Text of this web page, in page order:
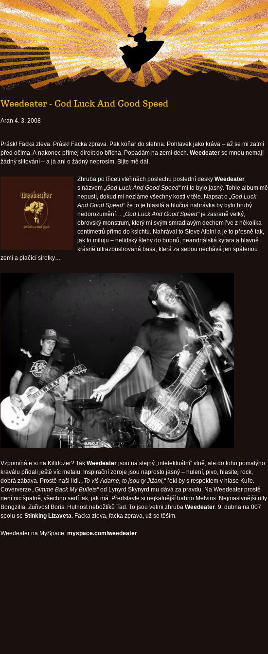
Weedeater - God Luck And Good Speed
Aran 4. 3. 2008
Prásk! Facka zleva. Prásk! Facka zprava. Pak koňar do stehna. Pohlavek jako kráva – až se mi zatmí
před očima. A nakonec přímej direkt do břicha. Popadám na zemi dech. Weedeater se mnou nemají
žádný slitování – a já ani o žádný neprosím. Bijte mě dál.
Zhruba po třiceti vteřinách poslechu poslední desky Weedeater
s názvem „God Luck And Good Speed“mi to bylo jasný. Tohle album mě
nepustí, dokud mi nezláme všechny kosti v těle. Napsat o „God Luck
And Good Speed“že to je hlasitá a hlučná nahrávka by bylo hrubý
nedorozumění… „God Luck And Good Speed“je zasraně velký,
obrovský monstrum, který mi svým smradlavým dechem řve z několika
centimetrů přímo do ksichtu. Nahrával to Steve Albini a je to přesně tak,
jak to miluju – nelidský šlehy do bubnů, neandrtálská kytara a hlavně
krásně ultrazbustrovaná basa, která za sebou nechává jen spálenou
zemi a plačící sirotky…
Vzpomínáte si na Killdozer? Tak Weedeater jsou na stejný „intelektuální“ vlně, ale do toho pomalýho
kraválu přidali ještě víc metalu. Inspirační zdroje jsou naprosto jasný – hulení, pivo, hlasitej rock,
dobrá zábava. Prostě naši lidi. „To víš Adame, to jsou ty Jižani,“řekl by s respektem v hlase Kuře.
Coververze „Gimme Back My Bullets“od Lynyrd Skynyrd mu dává za pravdu. Na Weedeater prostě
není nic špatně, všechno sedí tak, jak má. Představte si nejkalnější bahno Melvins. Nejmasivnější riffy
Bongzilla. Zuřivost Boris. Hutnost nebožtíků Tad. To jsou velmi zhruba Weedeater. 9. dubna na 007
spolu se Stinking Lizaveta. Facka zleva, facka zprava, už se těším.
Weedeater na MySpace: myspace.com/weedeater